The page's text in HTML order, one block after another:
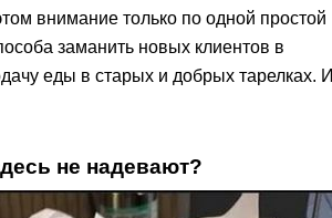
внимание только по одной простой
заманить новых клиентов в
еды в старых и добрых тарелках. И
не надевают?